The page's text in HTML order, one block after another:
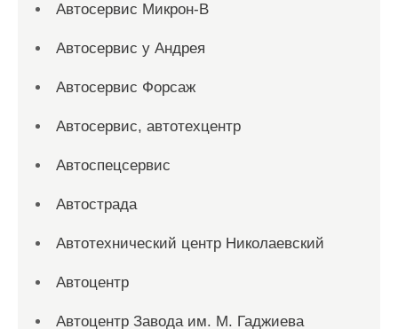
Автосервис Микрон-В
Автосервис у Андрея
Автосервис Форсаж
Автосервис, автотехцентр
Автоспецсервис
Автострада
Автотехнический центр Николаевский
Автоцентр
Автоцентр Завода им. М. Гаджиева